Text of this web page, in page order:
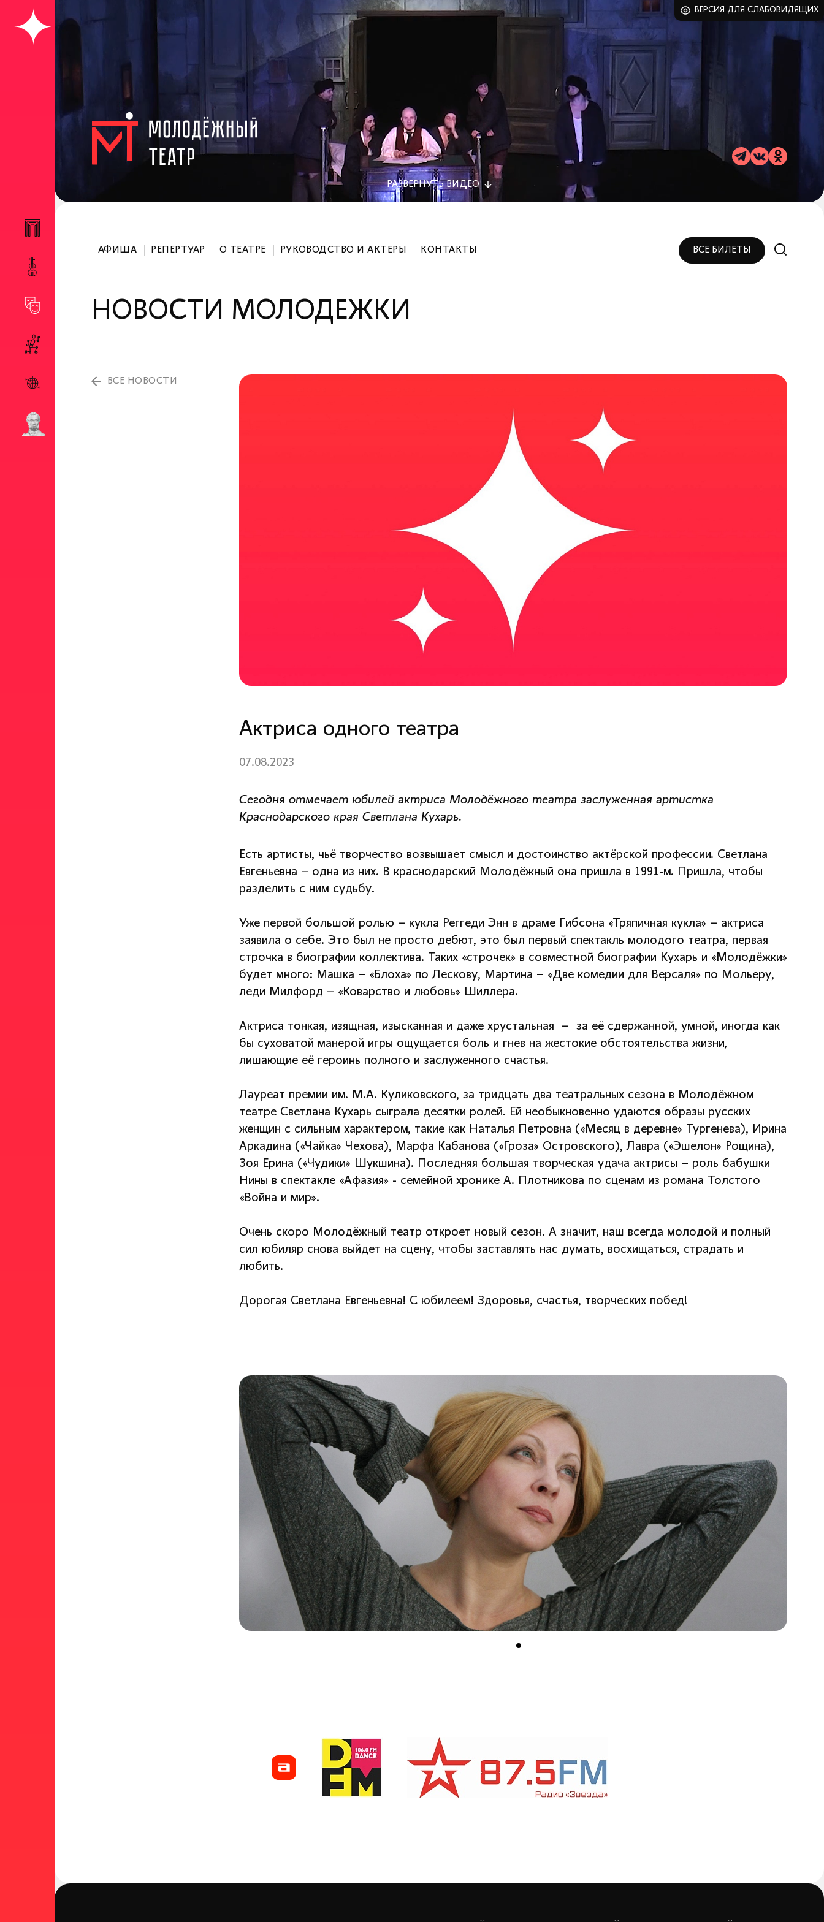
ВЕРСИЯ ДЛЯ СЛАБОВИДЯЩИХ
РАЗВЕРНУТЬВИДЕО
АФИША РЕПЕРТУАР О ТЕАТРЕ РУКОВОДСТВО И АКТЕРЫ КОНТАКТЫ ВСЕ БИЛЕТЫ
НОВОСТИ МОЛОДЕЖКИ
ВСЕ НОВОСТИ
Актриса одного театра
07.08.2023
Сегодня отмечает юбилей актриса Молодёжного театра заслуженная артистка
Краснодарского края Светлана Кухарь.
Есть артисты, чьё творчество возвышает смысл и достоинство актёрской профессии. Светлана
Евгеньевна – одна из них. В краснодарский Молодёжный она пришла в 1991-м. Пришла, чтобы
разделить с ним судьбу.
Уже первой большой ролью – кукла Реггеди Энн в драме Гибсона «Тряпичная кукла» – актриса
заявила о себе. Это был не просто дебют, это был первый спектакль молодого театра, первая
строчка в биографии коллектива. Таких «строчек» в совместной биографии Кухарь и «Молодёжки»
будет много: Машка – «Блоха» по Лескову, Мартина – «Две комедии для Версаля» по Мольеру,
леди Милфорд – «Коварство и любовь» Шиллера.
Актриса тонкая, изящная, изысканная и даже хрустальная – за её сдержанной, умной, иногда как
бы суховатой манерой игры ощущается боль и гнев на жестокие обстоятельства жизни,
лишающие её героинь полного и заслуженного счастья.
Лауреат премии им. М.А. Куликовского, за тридцать два театральных сезона в Молодёжном
театре Светлана Кухарь сыграла десятки ролей. Ей необыкновенно удаются образы русских
женщин с сильным характером, такие как Наталья Петровна («Месяц в деревне» Тургенева), Ирина
Аркадина («Чайка» Чехова), Марфа Кабанова («Гроза» Островского), Лавра («Эшелон» Рощина),
Зоя Ерина («Чудики» Шукшина). Последняя большая творческая удача актрисы – роль бабушки
Нины в спектакле «Афазия» - семейной хронике А. Плотникова по сценам из романа Толстого
«Война и мир».
Очень скоро Молодёжный театр откроет новый сезон. А значит, наш всегда молодой и полный
сил юбиляр снова выйдет на сцену, чтобы заставлять нас думать, восхищаться, страдать и
любить.
Дорогая Светлана Евгеньевна! С юбилеем! Здоровья, счастья, творческих побед!